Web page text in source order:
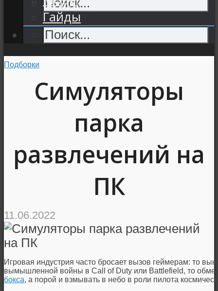
Гайды
Подборки
Симуляторы
парка
развлечений на
ПК
11.06.2022
Игровая индустрия часто бросает вызов геймерам: то
вымышленной войны в Call of Duty или Battlefield, то
бокса, а порой и взмывать в небо в роли пилота